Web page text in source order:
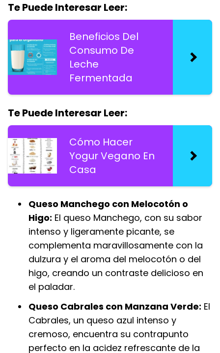
Te Puede Interesar Leer:
Beneficios Del
Consumo De
Leche
Fermentada
Te Puede Interesar Leer:
Cómo Hacer
Yogur Vegano En
Casa
Queso Manchego con Melocotón o
Higo: El queso Manchego, con su sabor
intenso y ligeramente picante, se
complementa maravillosamente con la
dulzura y el aroma del melocotón o del
higo, creando un contraste delicioso en
el paladar.
Queso Cabrales con Manzana Verde: El
Cabrales, un queso azul intenso y
cremoso, encuentra su contrapunto
perfecto en la acidez refrescante de la